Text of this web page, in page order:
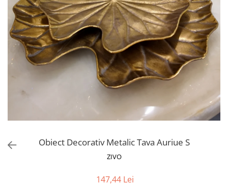
Tuburi LED
Obiect Decorativ Metalic Tava Auriue S
ZIVO
147,44 Lei